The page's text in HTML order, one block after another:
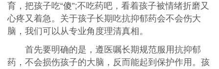
育，把孩子吃“傻”;不吃药吧，看着孩子被情绪折磨又
心疼又着急。关于孩子长期吃抗抑郁药会不会伤大
脑，我们可以从专业角度理清真相。
首先要明确的是，遵医嘱长期规范服用抗抑郁
药，不会损伤孩子的大脑，反而能起到保护作用。孩